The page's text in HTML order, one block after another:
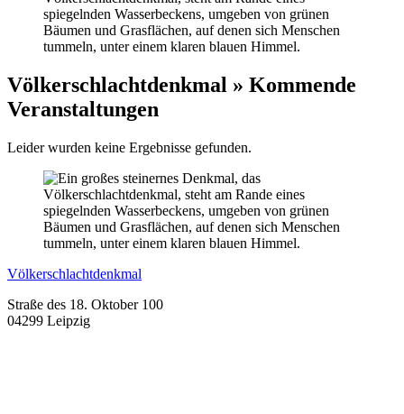
Völkerschlachtdenkmal » Kommende
Veranstaltungen
Leider wurden keine Ergebnisse gefunden.
Völkerschlachtdenkmal
Straße des 18. Oktober 100
04299 Leipzig